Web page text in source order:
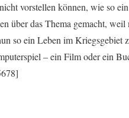
vorstellen können, wie so
über das Thema gemacht,
so ein Leben im Kriegsgebiet
– ein Film oder ein